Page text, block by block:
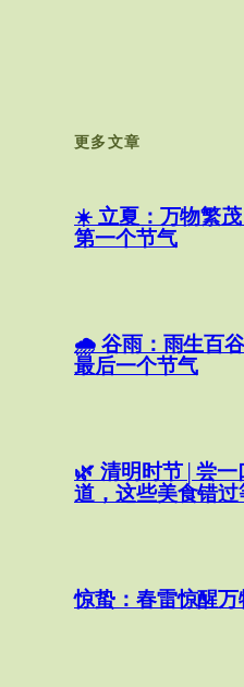
更多文章
☀️ 立夏：万物繁
第一个节气
🌧️ 谷雨：雨生百
最后一个节气
🌿 清明时节 | 尝
道，这些美食错
惊蛰：春雷惊醒